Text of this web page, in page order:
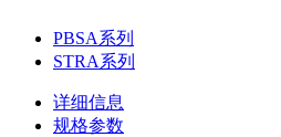
PBSA系列
STRA系列
详细信息
规格参数